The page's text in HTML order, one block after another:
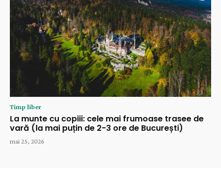
Timp liber
La munte cu copiii: cele mai frumoase trasee de
vară (la mai puțin de 2-3 ore de București)
mai 25, 2026